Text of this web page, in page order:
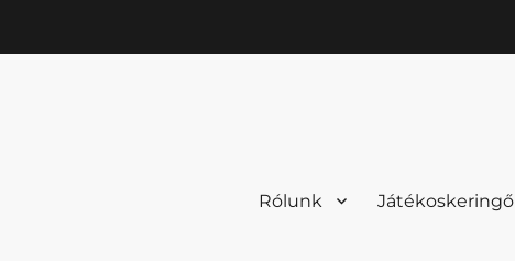
Rólunk Játékoskeringő